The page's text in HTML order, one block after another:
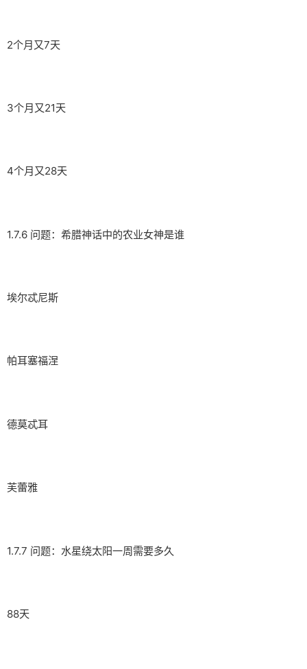
2个月又7天
3个月又21天
4个月又28天
1.7.6 问题：希腊神话中的农业女神是谁
埃尔忒尼斯
帕耳塞福涅
德莫忒耳
芙蕾雅
1.7.7 问题：水星绕太阳一周需要多久
88天